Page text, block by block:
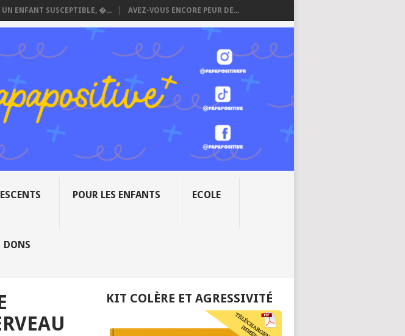
UN ENFANT SUSCEPTIBLE, �... AVEZ-VOUS ENCORE PEUR DE...
POUR LES ENFANTS ECOLE
DONS
KIT COLÈRE ET AGRESSIVITÉ